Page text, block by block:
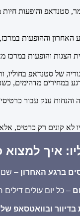
סטנדאפ והופעות
וההופעות
והנחות ענק עבור
איך
ברגע האחרון – שם
– כל יום עולים
ובוואטסאפ של